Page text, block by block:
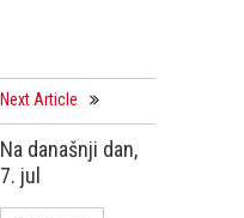
Next Article
Na današnji dan,
7. jul